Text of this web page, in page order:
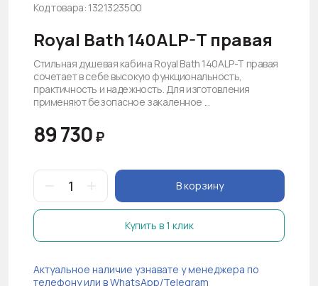
Код товара: 1321323500
Royal Bath 140ALP-T правая
Стильная душевая кабина Royal Bath 140ALP-T правая
сочетает в себе высокую функциональность,
практичность и надежность. Для изготовления
применяют безопасное закаленное ...
89 730₽
В корзину
Купить в 1 клик
Актуальное наличие узнавате у менеджера по
телефону или в WhatsApp/Telegram